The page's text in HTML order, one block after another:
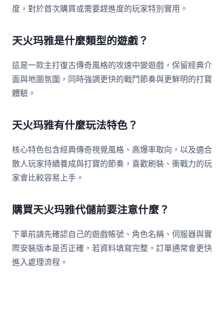
度，對於首次購買或需要趕進度的玩家特別實用。
天火玛雅是什麼類型的遊戲？
這是一款主打復古傳奇風格的攻速中變遊戲，保留經典介
面與地圖氛圍，同時強調更快的戰鬥節奏與更鮮明的打寶
體驗。
天火玛雅有什麼玩法特色？
核心特色包含經典傳奇視覺風格、高爆率取向，以及適合
散人玩家持續養成與打寶的節奏，喜歡刷裝、衝戰力的玩
家會比較容易上手。
購買天火玛雅代儲前要注意什麼？
下單前請先確認自己的遊戲帳號、角色名稱、伺服器與實
際安裝版本是否正確，若資料填寫完整，訂單通常會更快
進入處理流程。